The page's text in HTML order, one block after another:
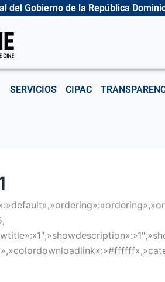
del Gobierno de la República
SERVICIOS CIPAC